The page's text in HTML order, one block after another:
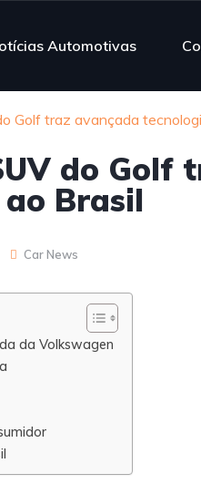
Automotivas
Golf traz avançada
do Golf
Brasil
Car News
da Volkswagen